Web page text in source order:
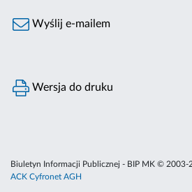
Wyślij e-mailem
Wersja do druku
Biuletyn Informacji Publicznej - BIP MK © 2003-
ACK Cyfronet AGH